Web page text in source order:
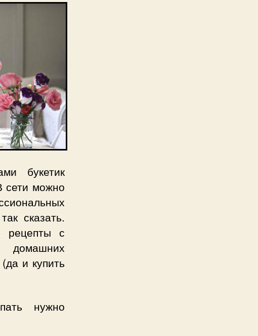
букетик
сети можно
сказать.
с
и купить
нужно